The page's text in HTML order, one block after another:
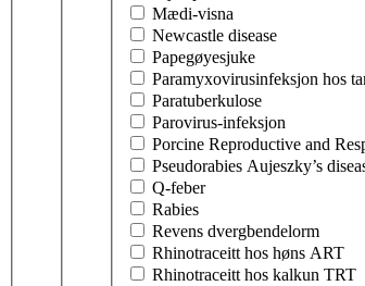
Mædi-visna
Newcastle disease
Papegøyesjuke
Paramyxovirusinfeksjon hos
Paratuberkulose
Parovirus-infeksjon
Porcine Reproductive and
Pseudorabies Aujeszky’s
Q-feber
Rabies
Revens dvergbendelorm
Rhinotraceitt hos høns ART
Rhinotraceitt hos kalkun TRT